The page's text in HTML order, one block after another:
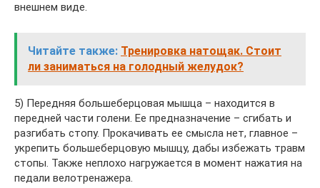
внешнем виде.
Читайте также: Тренировка натощак. Стоит
ли заниматься на голодный желудок?
5) Передняя большеберцовая мышца – находится в
передней части голени. Ее предназначение – сгибать и
разгибать стопу. Прокачивать ее смысла нет, главное –
укрепить большеберцовую мышцу, дабы избежать травм
стопы. Также неплохо нагружается в момент нажатия на
педали велотренажера.